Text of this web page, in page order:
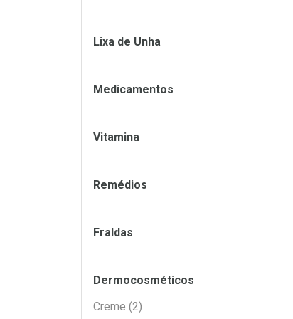
Lixa de Unha
Medicamentos
Vitamina
Remédios
Fraldas
Dermocosméticos
Creme (2)